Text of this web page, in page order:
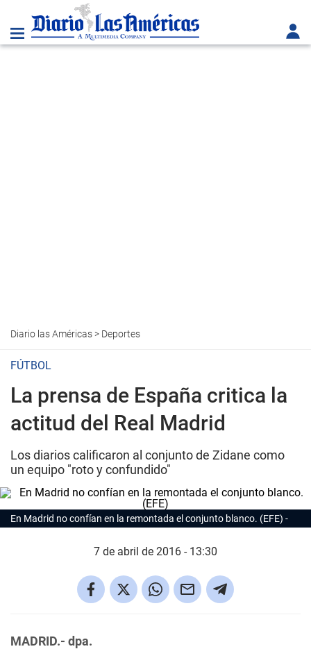
Diario las Américas> Deportes
FÚTBOL
La prensa de España critica la
actitud del Real Madrid
Los diarios calificaron al conjunto de Zidane como
un equipo "roto y confundido"
En Madrid no confían en la remontada el conjunto blanco. (EFE)
7 de abril de 2016 - 13:30
MADRID.- dpa.